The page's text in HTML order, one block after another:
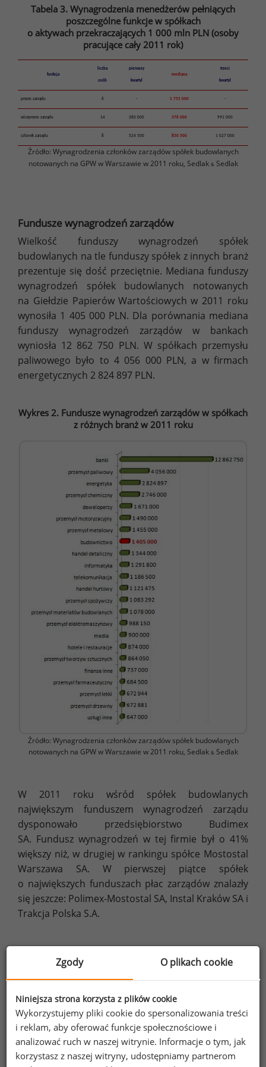
Tabela 3. Wynagrodzenia menedżerów pełniących
poszczególne funkcje w spółkach
o aktywach przekraczających 1 000 mln PLN (osoby
pracujące cały 2011 rok)
funkcja
liczba
osób
pierwszy
kwartyl
mediana
trzeci
kwartyl
prezes zarządu 6 - 1 755 000 -
wiceprezes zarządu 14 360 000 376 000 991 000
członek zarządu 8 524 500 850 500 1 027 000
Źródło: Wynagrodzenia członków zarządów spółek budowlanych
notowanych na GPW w Warszawie w 2011 roku, Sedlak &Sedlak
Fundusze wynagrodzeń zarządów
Wielkość funduszy wynagrodzeń spółek
budowlanych na tle funduszy spółek z innych branż
prezentuje się dość przeciętnie. Mediana funduszy
wynagrodzeń spółek budowlanych notowanych
na Giełdzie Papierów Wartościowych w 2011 roku
wynosiła 1 405 000 PLN. Dla porównania mediana
funduszy wynagrodzeń zarządów w bankach
wyniosła 12 862 750 PLN. W spółkach przemysłu
paliwowego było to 4 056 000 PLN, a w firmach
energetycznych 2 824 897 PLN.
Wykres 2. Fundusze wynagrodzeń zarządów w spółkach
z różnych branż w 2011 roku
Źródło: Wynagrodzenia członków zarządów spółek budowlanych
notowanych na GPW w Warszawie w 2011 roku, Sedlak &Sedlak
W 2011 roku wśród spółek budowlanych
największym funduszem wynagrodzeń zarządu
dysponowało przedsiębiorstwo Budimex
SA. Fundusz wynagrodzeń w tej firmie był o 41%
większy niż, w drugiej w rankingu spółce Mostostal
Warszawa SA. W pierwszej piątce spółek
o największych funduszach płac zarządów znalazły
się jeszcze: Polimex-Mostostal SA, Instal Kraków SA i
Trakcja Polska S.A.
prezesów spółek budowlanych*
Budimex SA 10 189 480
Polimex-Mostostal SA 4 929 000
Zgody O plikach cookie
Niniejsza strona korzysta z plików cookie
Wykorzystujemy pliki cookie do spersonalizowania treści
i reklam, aby oferować funkcje społecznościowe i
analizować ruch w naszej witrynie. Informacje o tym, jak
korzystasz z naszej witryny, udostępniamy partnerom